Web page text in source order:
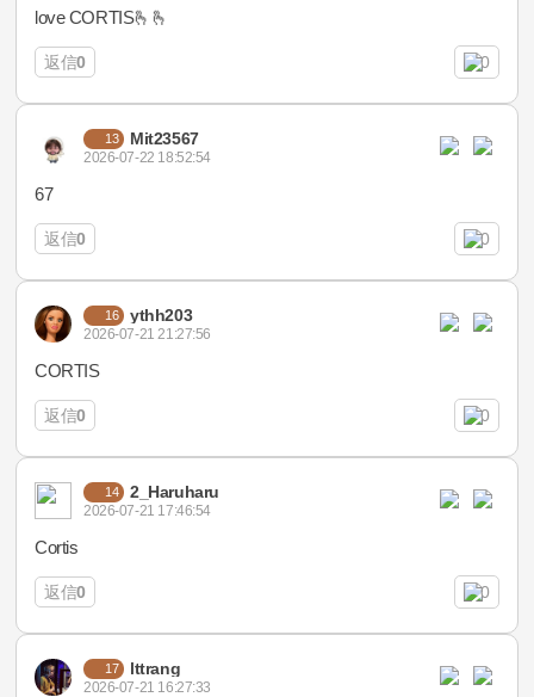
love CORTIS🫰🫰
返信0 0
13 Mit23567
2026-07-22 18:52:54
67
返信0 0
16 ythh203
2026-07-21 21:27:56
CORTIS
返信0 0
14 2_Haruharu
2026-07-21 17:46:54
Cortis
返信0 0
17 lttrang
2026-07-21 16:27:33